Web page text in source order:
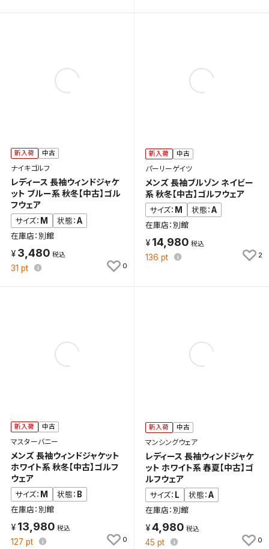
新入荷 中古
ナイキゴルフ
レディース 長袖ウィンドジャケ
ット ブルー系 秋冬【中古】ゴル
フウェア
サイズ： M 状態：A
在庫店：別館
3,480
31 pt 0
新入荷 中古
パーリーゲイツ
メンズ 長袖ブルゾン ネイビー
系 秋冬【中古】ゴルフウェア
サイズ： M 状態：A
在庫店：別館
14,980
136 pt 2
新入荷 中古
マスターバニー
メンズ 長袖ウィンドジャケット
ホワイト系 秋冬【中古】ゴルフ
ウェア
サイズ： M 状態： B
在庫店：別館
13,980
127 pt 0
新入荷 中古
マンシングウェア
レディース 長袖ウィンドジャケ
ット ホワイト系 春夏【中古】ゴ
ルフウェア
サイズ： L 状態：A
在庫店：別館
4,980
45 pt 0